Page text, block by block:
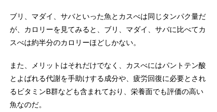
ブリ、マダイ、サバといった魚とカスべは同じタンパク量だ
が、カロリーを見てみると、ブリ、マダイ、サバに比べてカ
スべは約半分のカロリーほどしかない。
また、メリットはそれだけでなく、カスべにはパントテン酸
とよばれる代謝を手助けする成分や、疲労回復に必要とされ
るビタミンB群なども含まれており、栄養面でも評価の高い
魚なのだ。